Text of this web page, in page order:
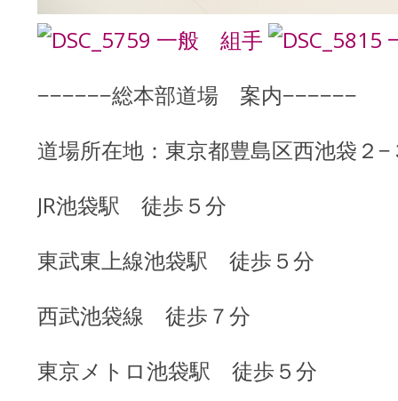
−−−−−−総本部道場 案内−−−−−−
道場所在地：東京都豊島区西池袋２−
JR池袋駅 徒歩５分
東武東上線池袋駅 徒歩５分
西武池袋線 徒歩７分
東京メトロ池袋駅 徒歩５分